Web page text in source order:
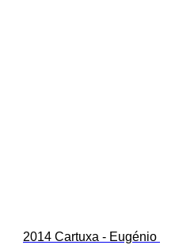
2014 Cartuxa - Eugénio